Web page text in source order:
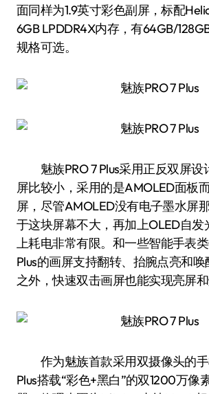
面同样为1.9英寸彩色副屏，标配
6GB LPDDR4X内存，有64GB/
规格可选。
魅族PRO 7 Plus采用正反双屏设
屏比较小，采用的是AMOLED面板
屏，尽管AMOLED没有电子墨水屏
于这块屏幕不大，再加上OLED自发
上耗电非常有限。和一些智能手表
Plus的画屏支持翻转、抬腕点亮和
之外，快速双击画屏也能实现亮屏和
作为魅族首款采用双摄像头的手
Plus搭载“彩色+黑白”的双1200万像